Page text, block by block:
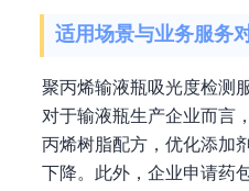
适用场景与业务服务
聚丙烯输液瓶吸光度检测
对于输液瓶生产企业而言
丙烯树脂配方，优化添加
下降。此外，企业申请药